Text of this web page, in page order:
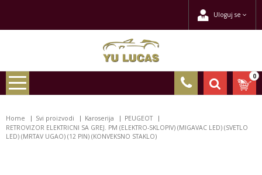
Uloguj se
0
Home Svi proizvodi Karoserija
PEUGEOT
RETROVIZOR ELEKTRICNI SA GREJ. PM (ELEKTRO-SKLOPIV) (MIGAVAC LED) (SVETLO
LED) (MRTAV UGAO) (12 PIN) (KONVEKSNO STAKLO)